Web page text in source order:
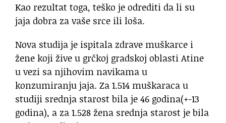
Kao rezultat toga, teško je odrediti da li su
jaja dobra za vaše srce ili loša.
Nova studija je ispitala zdrave muškarce i
žene koji žive u grčkoj gradskoj oblasti Atine
u vezi sa njihovim navikama u
konzumiranju jaja. Za 1.514 muškaraca u
studiji srednja starost bila je 46 godina(+-13
godina), a za 1.528 žena srednja starost je bila